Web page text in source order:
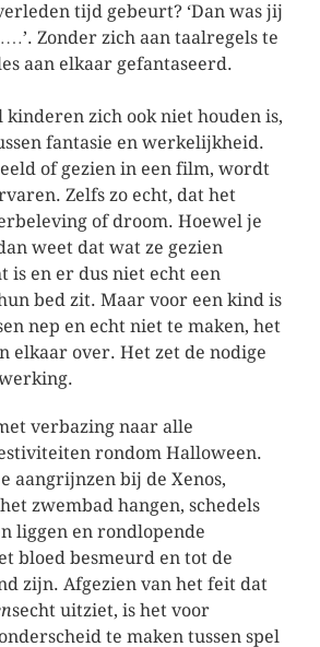
tijd gebeurt? ‘Dan was jij
Zonder zich aan taalregels te
aan elkaar gefantaseerd.
kinderen zich ook niet houden is,
fantasie en werkelijkheid.
of gezien in een film, wordt
Zelfs zo echt, dat het
of droom. Hoewel je
weet dat wat ze gezien
is en er dus niet echt een
bed zit. Maar voor een kind is
nep en echt niet te maken, het
elkaar over. Het zet de nodige
verbazing naar alle
rondom Halloween.
aangrijnzen bij de Xenos,
zwembad hangen, schedels
liggen en rondlopende
bloed besmeurd en tot de
zijn. Afgezien van het feit dat
secht uitziet, is het voor
te maken tussen spel